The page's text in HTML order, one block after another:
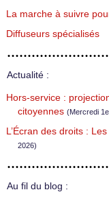
La marche à suivre
Diffuseurs spécialisés
Actualité :
Hors-service :
citoyennes (Mercredi
L’Écran des droits :
2026)
Au fil du blog :